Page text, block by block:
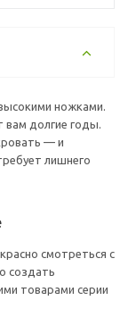
ножками.
вам долгие годы.
— и
лишнего
смотреться с
создать
товарами серии